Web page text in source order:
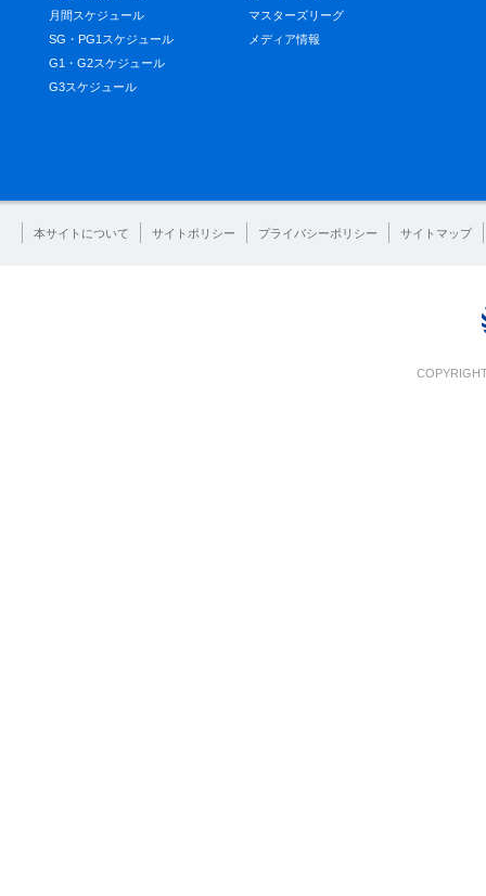
月間スケジュール
SG・PG1スケジュール
G1・G2スケジュール
G3スケジュール
マスターズリーグ
メディア情報
本サイトについて サイトポリシー プライバシーポリシー サイトマップ